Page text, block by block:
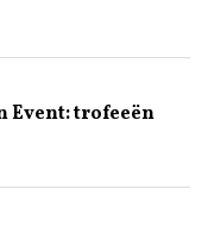
Event: trofeeën